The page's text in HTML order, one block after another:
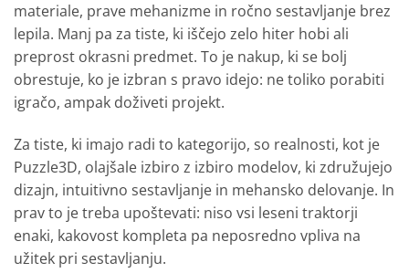
materiale, prave mehanizme in ročno sestavljanje brez
lepila. Manj pa za tiste, ki iščejo zelo hiter hobi ali
preprost okrasni predmet. To je nakup, ki se bolj
obrestuje, ko je izbran s pravo idejo: ne toliko porabiti
igračo, ampak doživeti projekt.
Za tiste, ki imajo radi to kategorijo, so realnosti, kot je
Puzzle3D, olajšale izbiro z izbiro modelov, ki združujejo
dizajn, intuitivno sestavljanje in mehansko delovanje. In
prav to je treba upoštevati: niso vsi leseni traktorji
enaki, kakovost kompleta pa neposredno vpliva na
užitek pri sestavljanju.